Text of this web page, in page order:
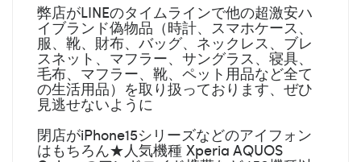
弊店がLINEのタイムラインで他の超激安ハ
イブランド偽物品（時計、スマホケース、
服、靴、財布、バッグ、ネックレス、ブレ
スネット、マフラー、サングラス、寝具、
毛布、マフラー、靴、ペット用品など全て
の生活用品）を取り扱っております、ぜひ
見逃せないように
閉店がiPhone15シリーズなどのアイフォン
はもちろん★人気機種 Xperia AQUOS